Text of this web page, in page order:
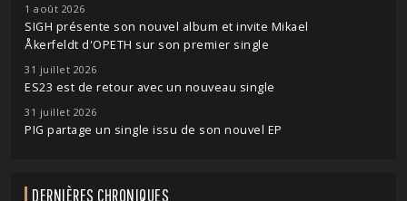
1 août 2026
SIGH présente son nouvel album et invite Mikael
Åkerfeldt d'OPETH sur son premier single
31 juillet 2026
ES23 est de retour avec un nouveau single
31 juillet 2026
PIG partage un single issu de son nouvel EP
DERNIÈRES CHRONIQUES